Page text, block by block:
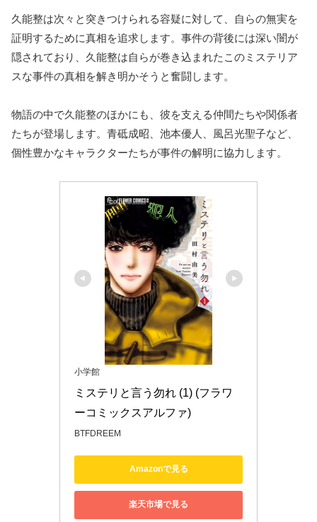
久能整は次々と突きつけられる容疑に対して、自らの無実を
証明するために真相を追求します。事件の背後には深い闇が
隠されており、久能整は自らが巻き込まれたこのミステリア
スな事件の真相を解き明かそうと奮闘します。
物語の中で久能整のほかにも、彼を支える仲間たちや関係者
たちが登場します。青砥成昭、池本優人、風呂光聖子など、
個性豊かなキャラクターたちが事件の解明に協力します。
小学館
ミステリと言う勿れ (1) (フラワ
ーコミックスアルファ)
BTFDREEM
Amazonで見る
楽天市場で見る